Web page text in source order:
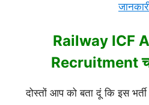
Railway ICF
Recruitment
दोस्तों आप को बता दूं कि इस